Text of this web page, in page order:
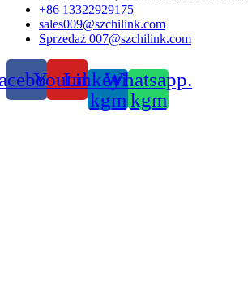
+86 13322929175
sales009@szchilink.com
Sprzedaż 007@szchilink.com
Youtube
Linkeying.
kgm
Whatsapp.
kgm